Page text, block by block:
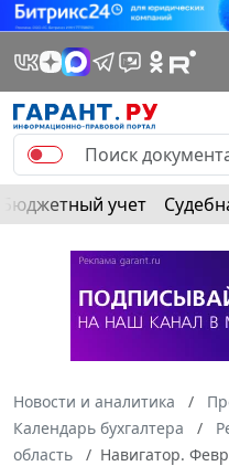
Бюджетный учет
Новости и аналитика
Календарь бухгалтера
область
Навигатор.